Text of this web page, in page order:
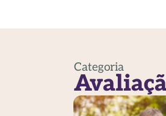
Categoria